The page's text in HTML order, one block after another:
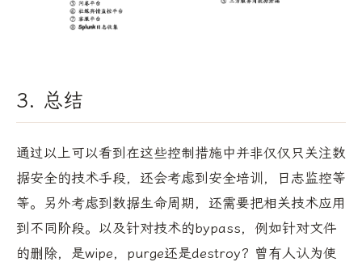
3. 总结
通过以上可以看到在这些控制措施中并非仅仅只关注数
据安全的技术手段，还会考虑到安全培训，日志监控等
等。另外考虑到数据生命周期，还需要把相关技术应用
到不同阶段。以及针对技术的bypass，例如针对文件
的删除，是wipe，purge还是destroy？曾有人认为使